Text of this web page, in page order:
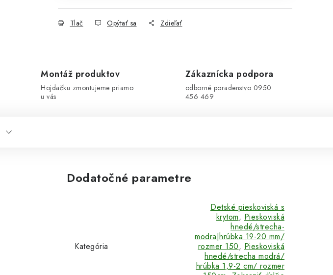
Tlač Opýtať sa Zdieľať
Montáž produktov
Hojdačku zmontujeme priamo
u vás
Zákaznícka podpora
odborné poradenstvo 0950
456 469
Dodatočné parametre
Kategória
Detské pieskoviská s
krytom, Pieskoviská
hnedé/strecha-
modra|hrúbka 19-20 mm/
rozmer 150, Pieskoviská
hnedé/strecha modrá/
hrúbka 1,9-2 cm/ rozmer